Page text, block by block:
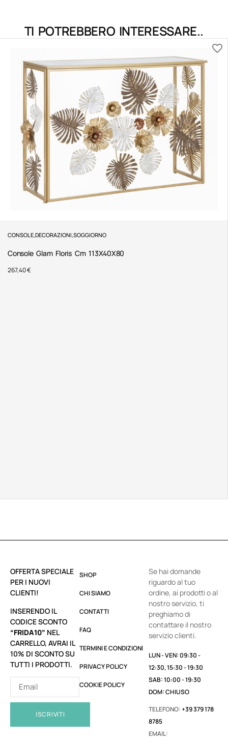
TI POTREBBERO INTERESSARE..
CONSOLE,DECORAZIONI,SOGGIORNO
Console Glam Floris Cm 113X40X80
267,40€
OFFERTA SPECIALE
PER I NUOVI
CLIENTI!
INSERENDO IL
CODICE SCONTO
“FRIDA10” NEL
CARRELLO, AVRAI IL
10% DI SCONTO SU
TUTTI I PRODOTTI.
ISCRIVITI
SHOP
CHI SIAMO
CONTATTI
FAQ
TERMINI E CONDIZIONI
PRIVACY POLICY
COOKIE POLICY
Se hai domande
riguardo al tuo
ordine, ai prodotti o al
nostro servizio, ti
preghiamo di
contattare il nostro
servizio clienti.
LUN - VEN: 09:30 -
12:30, 15:30 - 19:30
SAB: 10:00 - 19:30
DOM: CHIUSO
TELEFONO:+39 379 178
8785
EMAIL: